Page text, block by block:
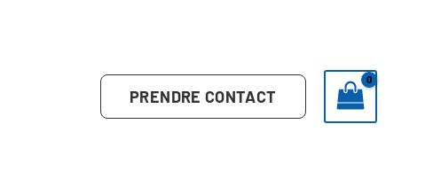
PRENDRE CONTACT